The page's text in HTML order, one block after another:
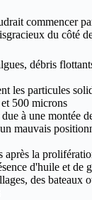
commencer
du côté
débris
les particules
500 microns
à une montée
mauvais
après la
d'huile et de
des bateaux